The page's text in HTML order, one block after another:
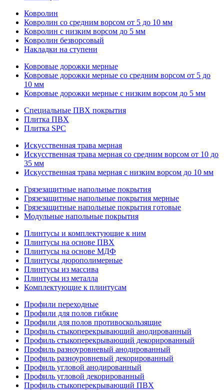
Ковролин
Ковролин со средним ворсом от 5 до 10 мм
Ковролин с низким ворсом до 5 мм
Ковролин безворсовый
Накладки на ступени
Ковровые дорожки мерные
Ковровые дорожки мерные со средним ворсом от 5 до
10 мм
Ковровые дорожки мерные с низким ворсом до 5 мм
Специальные ПВХ покрытия
Плитка ПВХ
Плитка SPC
Искуccтвенная трава мерная
Искусственная трава мерная со средним ворсом от 10 до
35 мм
Искусственная трава мерная с низким ворсом до 10 мм
Грязезащитные напольные покрытия
Грязезащитные напольные покрытия мерные
Грязезащитные напольные покрытия готовые
Модульные напольные покрытия
Плинтусы и комплектующие к ним
Плинтусы на основе ПВХ
Плинтусы на основе МДФ
Плинтусы дюрополимерные
Плинтусы из массива
Плинтусы из металла
Комплектующие к плинтусам
Профили переходные
Профили для полов гибкие
Профили для полов противоскользящие
Профиль стыкоперекрывающий анодированный
Профиль стыкоперекрывающий декорированный
Профиль разноуровневый анодированный
Профиль разноуровневый декорированный
Профиль угловой анодированный
Профиль угловой декорированный
Профиль стыкоперекрывающий ПВХ